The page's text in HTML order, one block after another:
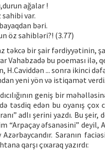
ağalar !
sahibi var.
bəri.
öz sahibləri?! (3.77)
bir şair fərdiyyətinin,
Vahabzadə bu poeması
H.Caviddən ... sonra ikinci
yeni yön və istiqamət verdi.
geniş bir
təsdiq edən bu oyanış
adlı şerini yazdı. Bu
“Arpaçay əfsanəsini” deyil,
Saranın
qarşı çıxaraq yazırdı: